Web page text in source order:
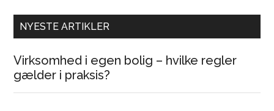
NYESTE ARTIKLER
Virksomhed i egen bolig – hvilke regler
gælder i praksis?